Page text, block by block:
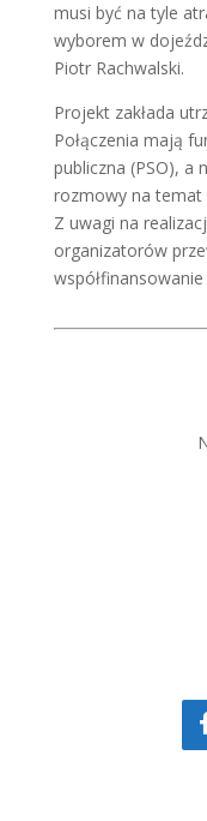
musi być na tyle
wyborem w
Piotr Rachwalski.
Projekt zakłada
Połączenia mają
publiczna (PSO), a
rozmowy na temat
Z uwagi na
organizatorów